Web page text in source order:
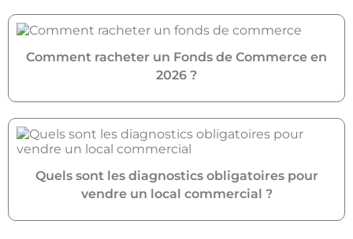
Comment racheter un Fonds de Commerce en
2026 ?
Quels sont les diagnostics obligatoires pour
vendre un local commercial ?